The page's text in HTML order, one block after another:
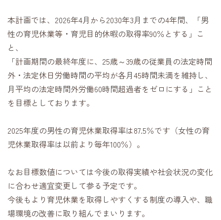
本計画では、2026年4月から2030年3月までの4年間、「男
性の育児休業等・育児目的休暇の取得率90％とする」こ
と、
「計画期間の最終年度に、 25歳～39歳の従業員の法定時間
外・法定休日労働時間の平均が各月45時間未満を維持し、
月平均の法定時間外労働60時間超過者をゼロにする」こと
を目標としております。
2025年度の男性の育児休業取得率は87.5％です（女性の育
児休業取得率は以前より毎年100％）。
なお目標数値については今後の取得実績や社会状況の変化
に合わせ適宜変更して参る予定です。
今後もより育児休業を取得しやすくする制度の導入や、職
場環境の改善に取り組んでまいります。